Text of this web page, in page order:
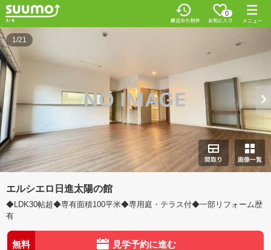
0
1/21
エルシエロ日進太陽の館
◆LDK30帖超◆専有面積100平米◆専用庭・テラス付◆一部リフォーム歴
有
無料 見学予約に進む